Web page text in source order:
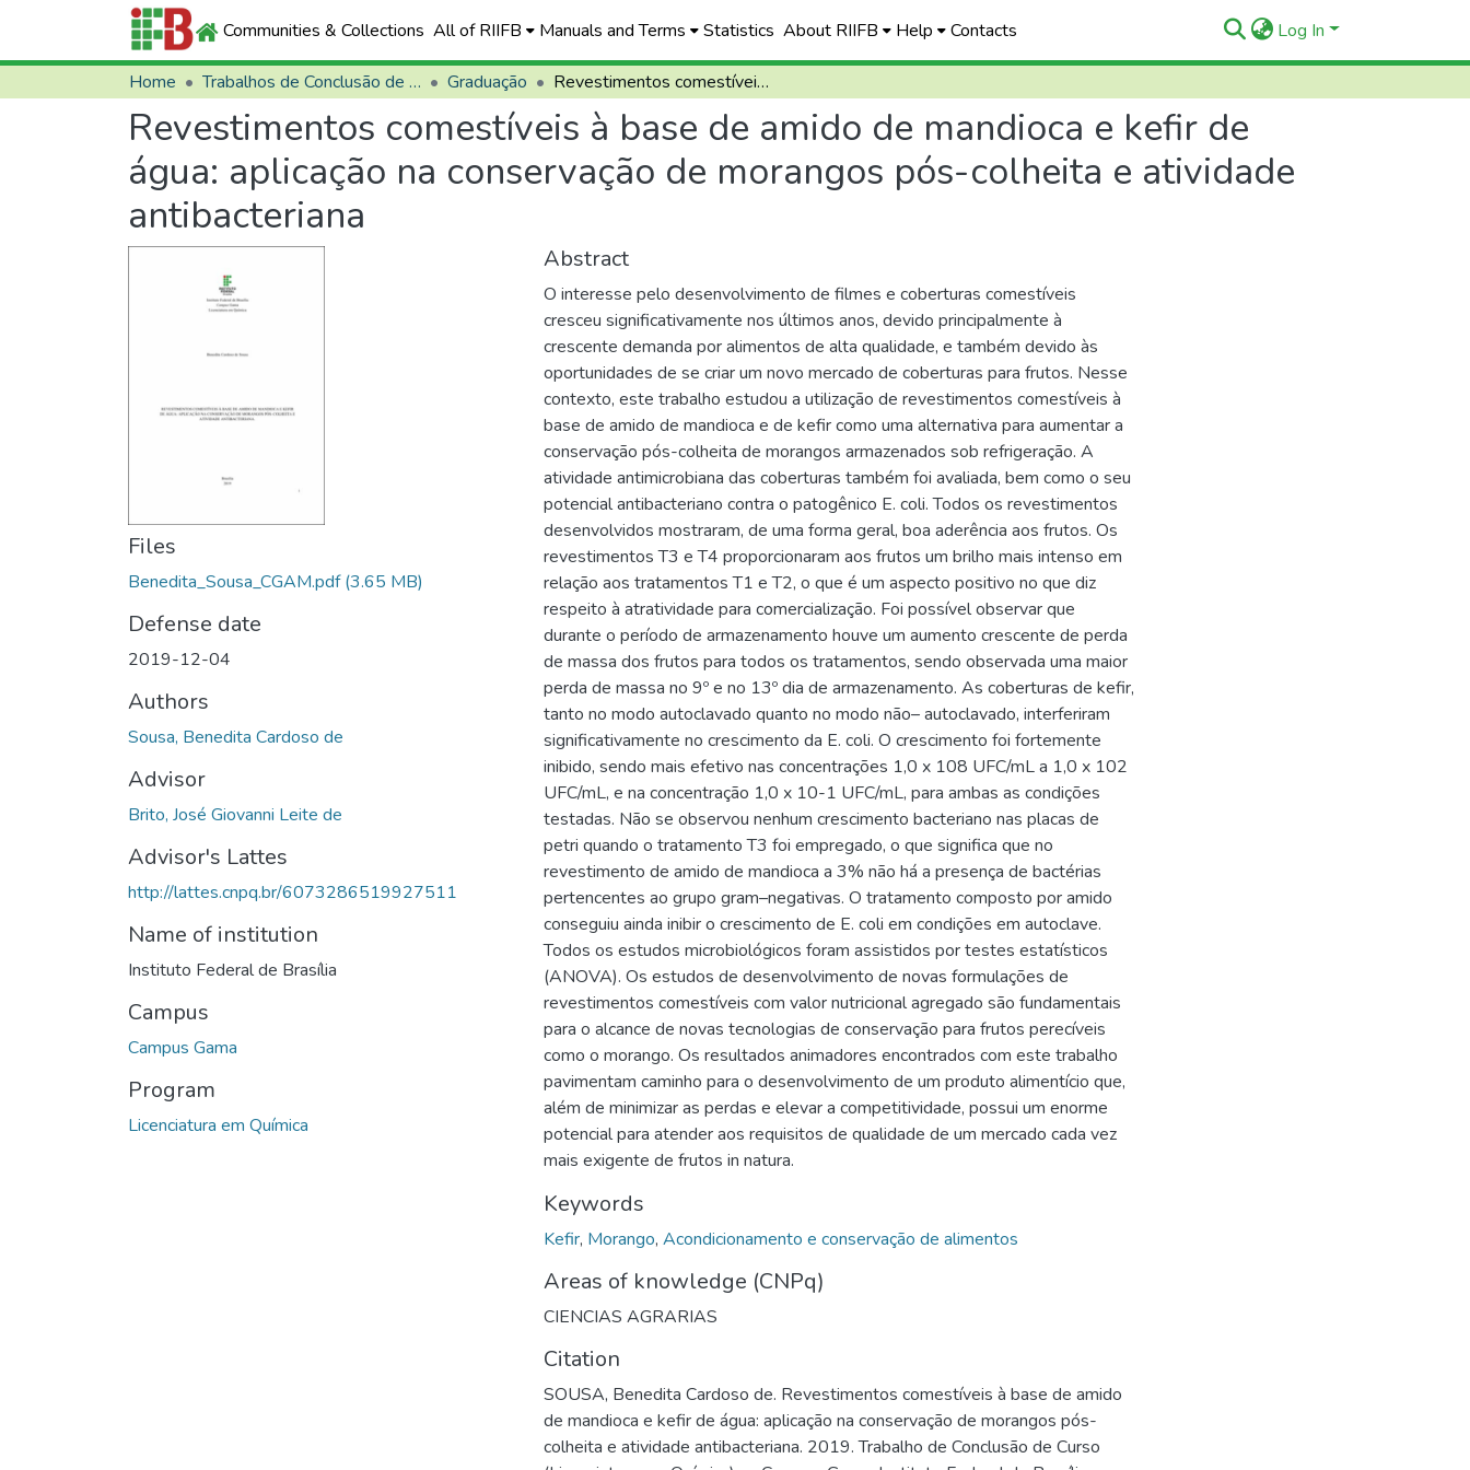
Communities & Collections All of RIIFB Manuals and Terms Statistics About RIIFB Help Contacts Log In
Home Trabalhos de Conclusão de Curso (TCCs) Graduação Revestimentos comestíveis à base de amido de mandioca e kefir de água: aplicação na conservação de morangos pós-colheita e atividade antibacteriana
Revestimentos comestíveis à base de amido de mandioca e kefir de
água: aplicação na conservação de morangos pós-colheita e atividade
antibacteriana
Files
Benedita_Sousa_CGAM.pdf(3.65 MB)
Defense date
2019-12-04
Authors
Sousa, Benedita Cardoso de
Advisor
Brito, José Giovanni Leite de
Advisor's Lattes
http://lattes.cnpq.br/6073286519927511
Name of institution
Instituto Federal de Brasília
Campus
Campus Gama
Program
Licenciatura em Química
Abstract
O interesse pelo desenvolvimento de filmes e coberturas comestíveis
cresceu significativamente nos últimos anos, devido principalmente à
crescente demanda por alimentos de alta qualidade, e também devido às
oportunidades de se criar um novo mercado de coberturas para frutos. Nesse
contexto, este trabalho estudou a utilização de revestimentos comestíveis à
base de amido de mandioca e de kefir como uma alternativa para aumentar a
conservação pós-colheita de morangos armazenados sob refrigeração. A
atividade antimicrobiana das coberturas também foi avaliada, bem como o seu
potencial antibacteriano contra o patogênico E. coli. Todos os revestimentos
desenvolvidos mostraram, de uma forma geral, boa aderência aos frutos. Os
revestimentos T3 e T4 proporcionaram aos frutos um brilho mais intenso em
relação aos tratamentos T1 e T2, o que é um aspecto positivo no que diz
respeito à atratividade para comercialização. Foi possível observar que
durante o período de armazenamento houve um aumento crescente de perda
de massa dos frutos para todos os tratamentos, sendo observada uma maior
perda de massa no 9º e no 13º dia de armazenamento. As coberturas de kefir,
tanto no modo autoclavado quanto no modo não– autoclavado, interferiram
significativamente no crescimento da E. coli. O crescimento foi fortemente
inibido, sendo mais efetivo nas concentrações 1,0 x 108 UFC/mL a 1,0 x 102
UFC/mL, e na concentração 1,0 x 10-1 UFC/mL, para ambas as condições
testadas. Não se observou nenhum crescimento bacteriano nas placas de
petri quando o tratamento T3 foi empregado, o que significa que no
revestimento de amido de mandioca a 3% não há a presença de bactérias
pertencentes ao grupo gram–negativas. O tratamento composto por amido
conseguiu ainda inibir o crescimento de E. coli em condições em autoclave.
Todos os estudos microbiológicos foram assistidos por testes estatísticos
(ANOVA). Os estudos de desenvolvimento de novas formulações de
revestimentos comestíveis com valor nutricional agregado são fundamentais
para o alcance de novas tecnologias de conservação para frutos perecíveis
como o morango. Os resultados animadores encontrados com este trabalho
pavimentam caminho para o desenvolvimento de um produto alimentício que,
além de minimizar as perdas e elevar a competitividade, possui um enorme
potencial para atender aos requisitos de qualidade de um mercado cada vez
mais exigente de frutos in natura.
Keywords
Kefir, Morango, Acondicionamento e conservação de alimentos
Areas of knowledge (CNPq)
CIENCIAS AGRARIAS
Citation
SOUSA, Benedita Cardoso de. Revestimentos comestíveis à base de amido
de mandioca e kefir de água: aplicação na conservação de morangos pós-
colheita e atividade antibacteriana. 2019. Trabalho de Conclusão de Curso